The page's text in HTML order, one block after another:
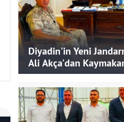
Diyadin'in Yeni
Ali Akça'dan
Korkusuz'a Ziyaret